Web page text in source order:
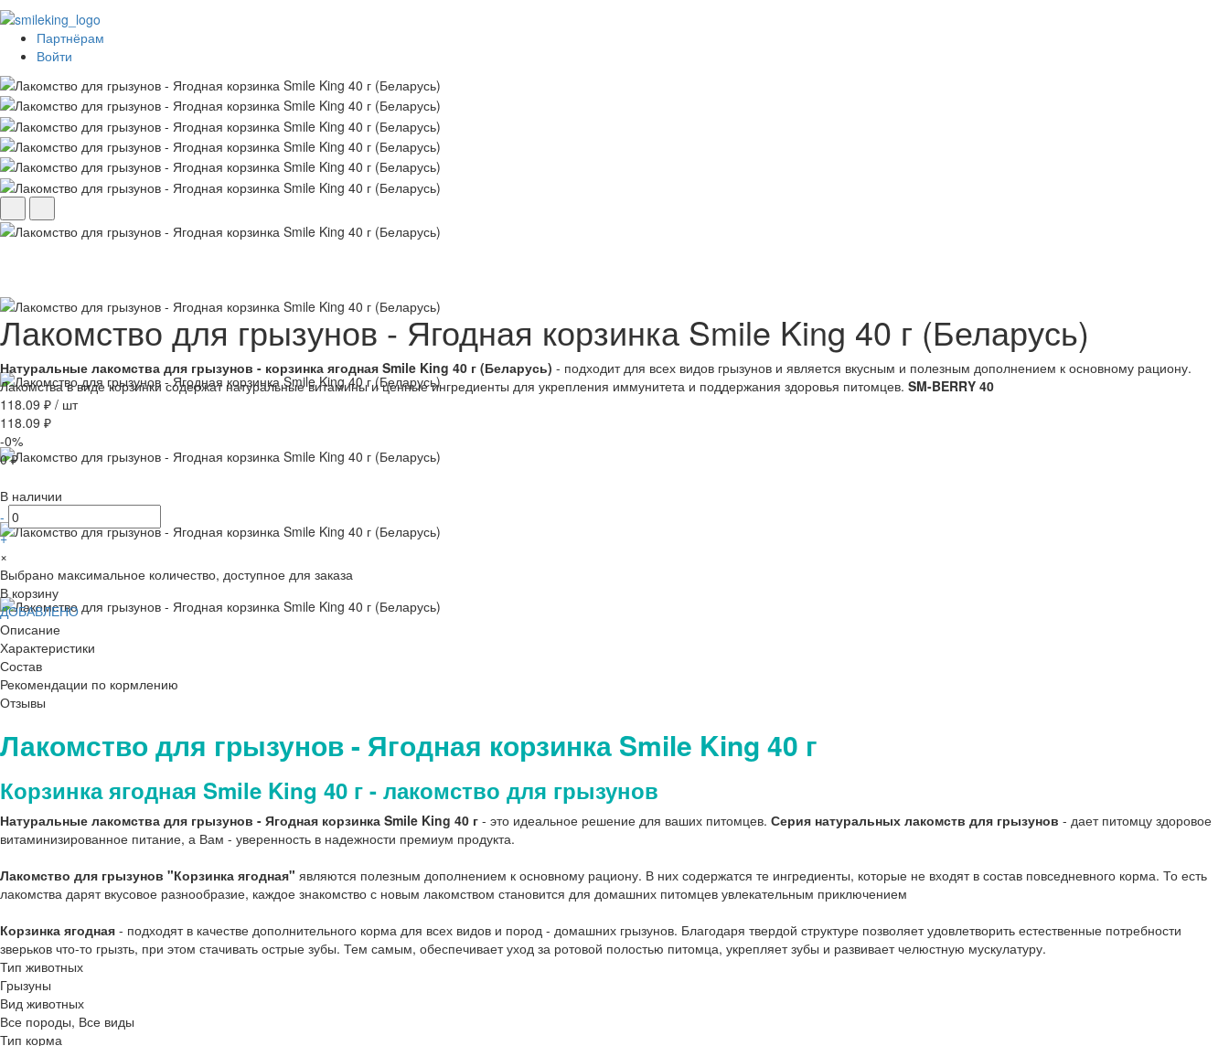
Партнёрам
Войти
Лакомство для грызунов - Ягодная корзинка Smile King 40 г (Беларусь)
Натуральные лакомства для грызунов - корзинка ягодная Smile King 40 г (Беларусь) - подходит для всех видов грызунов и является вкусным и полезным дополнением к основному рациону.
Лакомства в виде корзинки содержат натуральные витамины и ценные ингредиенты для укрепления иммунитета и поддержания здоровья питомцев. SM-BERRY 40
118.09 ₽ / шт
118.09 ₽
-0%
0 ₽
В наличии
-
+
×
Выбрано максимальное количество, доступное для заказа
В корзину
ДОБАВЛЕНО
Описание
Характеристики
Состав
Рекомендации по кормлению
Отзывы
Лакомство для грызунов - Ягодная корзинка Smile King 40 г
Корзинка ягодная Smile King 40 г - лакомство для грызунов
Натуральные лакомства для грызунов - Ягодная корзинка Smile King 40 г - это идеальное решение для ваших питомцев. Серия натуральных лакомств для грызунов - дает питомцу здоровое
витаминизированное питание, а Вам - уверенность в надежности премиум продукта.
Лакомство для грызунов "Корзинка ягодная" являются полезным дополнением к основному рациону. В них содержатся те ингредиенты, которые не входят в состав повседневного корма. То есть
лакомства дарят вкусовое разнообразие, каждое знакомство с новым лакомством становится для домашних питомцев увлекательным приключением
Корзинка ягодная - подходят в качестве дополнительного корма для всех видов и пород - домашних грызунов. Благодаря твердой структуре позволяет удовлетворить естественные потребности
зверьков что-то грызть, при этом стачивать острые зубы. Тем самым, обеспечивает уход за ротовой полостью питомца, укрепляет зубы и развивает челюстную мускулатуру.
Тип животных
Грызуны
Вид животных
Все породы, Все виды
Тип корма